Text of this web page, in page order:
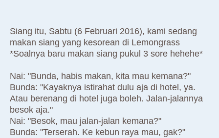
Siang itu, Sabtu (6 Februari 2016), kami sedang
makan siang yang kesorean di Lemongrass
*Soalnya baru makan siang pukul 3 sore hehehe*
Nai: "Bunda, habis makan, kita mau kemana?"
Bunda: "Kayaknya istirahat dulu aja di hotel, ya.
Atau berenang di hotel juga boleh. Jalan-jalannya
besok aja."
Nai: "Besok, mau jalan-jalan kemana?"
Bunda: "Terserah. Ke kebun raya mau, gak?"